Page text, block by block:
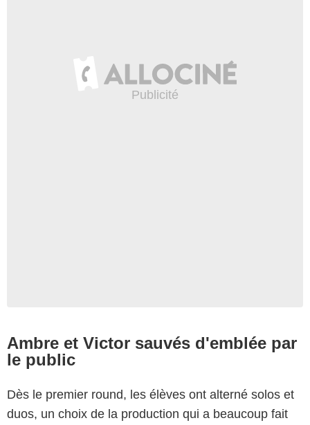
Ambre et Victor sauvés d'emblée par
le public
Dès le premier round, les élèves ont alterné solos et
duos, un choix de la production qui a beaucoup fait